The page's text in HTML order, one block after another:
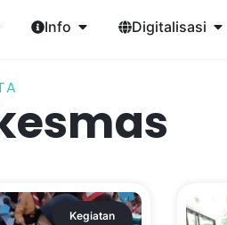
Info Digitalisasi
Kegiatan